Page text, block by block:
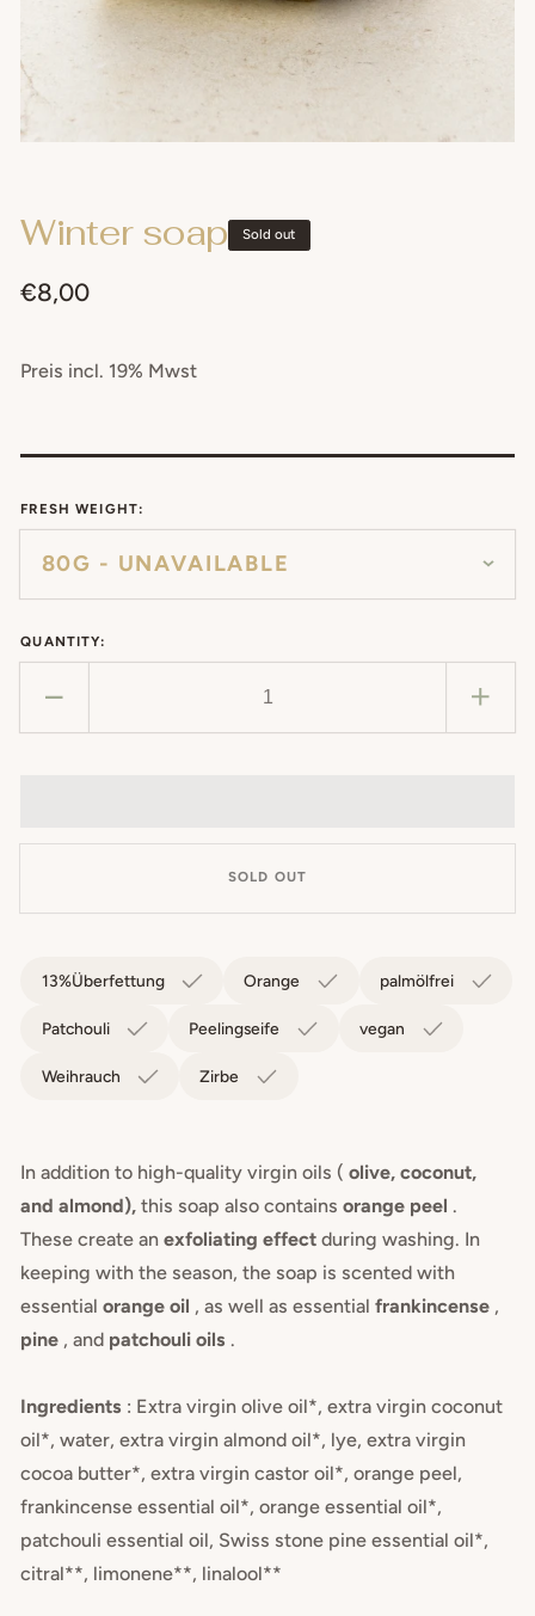
Winter soap Sold out
Regular
€8,00
Preis incl. 19% Mwst
FRESH WEIGHT:
QUANTITY:
quantity
SOLD OUT
13%Überfettung Orange palmölfrei
Patchouli Peelingseife vegan
Weihrauch Zirbe
In addition to high-quality virgin oils (olive, coconut,
and almond), this soap also containsorange peel .
These create anexfoliating effect during washing. In
keeping with the season, the soap is scented with
essentialorange oil , as well as essentialfrankincense ,
pine , and patchouli oils .
Ingredients : Extra virgin olive oil*, extra virgin coconut
oil*, water, extra virgin almond oil*, lye, extra virgin
cocoa butter*, extra virgin castor oil*, orange peel,
frankincense essential oil*, orange essential oil*,
patchouli essential oil, Swiss stone pine essential oil*,
citral**, limonene**, linalool**